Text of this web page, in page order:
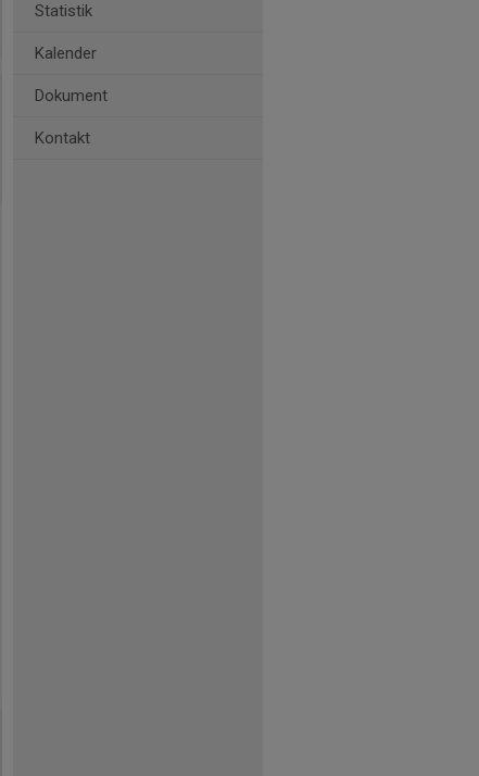
Statistik
Kalender
Dokument
Kontakt